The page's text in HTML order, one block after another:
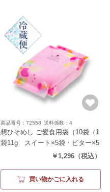
商品番号：72558 送料係数：4
想ひそめし ご愛食用袋（10袋（1
袋11g スイート×5袋・ビター×5
￥1,296 （税込）
買い物かごに入れる